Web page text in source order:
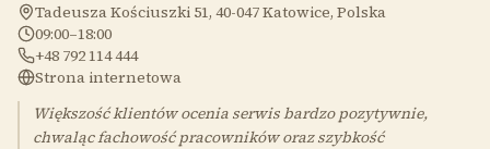
Tadeusza Kościuszki 51, 40-047 Katowice, Polska
09:00–18:00
+48 792 114 444
Strona internetowa
Większość klientów ocenia serwis bardzo pozytywnie,
chwaląc fachowość pracowników oraz szybkość